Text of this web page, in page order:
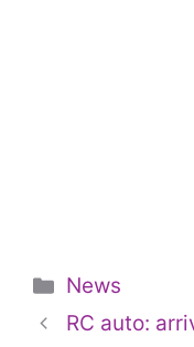
Categorie
News
RC auto: